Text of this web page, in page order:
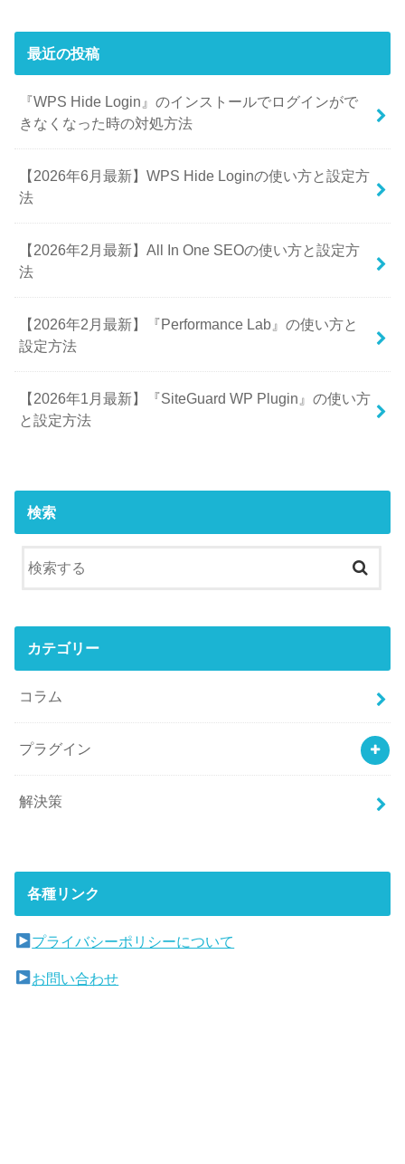
最近の投稿
『WPS Hide Login』のインストールでログインがで
きなくなった時の対処方法
【2026年6月最新】WPS Hide Loginの使い方と設定方
法
【2026年2月最新】All In One SEOの使い方と設定方
法
【2026年2月最新】『Performance Lab』の使い方と
設定方法
【2026年1月最新】『SiteGuard WP Plugin』の使い方
と設定方法
検索
カテゴリー
コラム
プラグイン
解決策
各種リンク
プライバシーポリシーについて
お問い合わせ